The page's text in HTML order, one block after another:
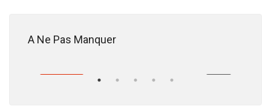
A Ne Pas Manquer
18.200.000 DH